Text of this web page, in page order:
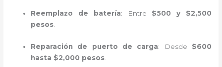
Reemplazo de batería: Entre $500 y $2,500
pesos.
Reparación de puerto de carga: Desde $600
hasta $2,000 pesos.